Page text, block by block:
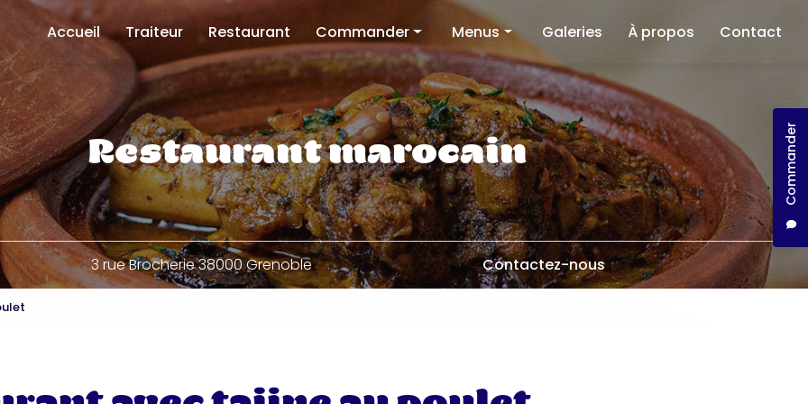
Commander
Accueil
Traiteur Restaurant Commander
Uber Eats
Deliveroo
Click and collect
Menus
Restaurant
Traiteur
Galeries À propos Contact
Restaurant marocain
3 rue Brocherie 38000 Grenoble Contactez-nous